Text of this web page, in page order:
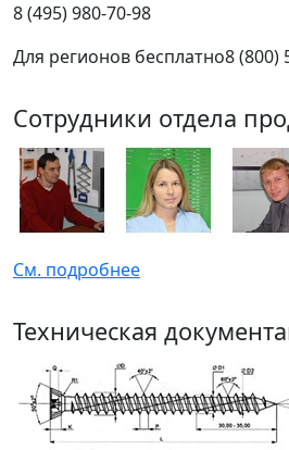
8 (495) 980-70-98
Для регионов бесплатно8 (800)
Сотрудники отдела
См. подробнее
Техническая